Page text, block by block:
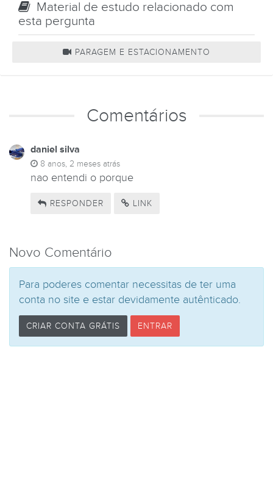
Material de estudo relacionado com
esta pergunta
PARAGEM E ESTACIONAMENTO
Comentários
daniel silva
8 anos, 2 meses atrás
nao entendi o porque
RESPONDER LINK
Novo Comentário
Para poderes comentar necessitas de ter uma
conta no site e estar devidamente autênticado.
CRIAR CONTA GRÁTIS ENTRAR